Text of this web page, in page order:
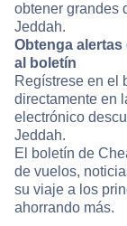
obtener grandes
Jeddah.
Obtenga
al boletín
Regístrese en el
directamente en
electrónico
Jeddah.
El boletín de
de vuelos,
su viaje a los
ahorrando más.